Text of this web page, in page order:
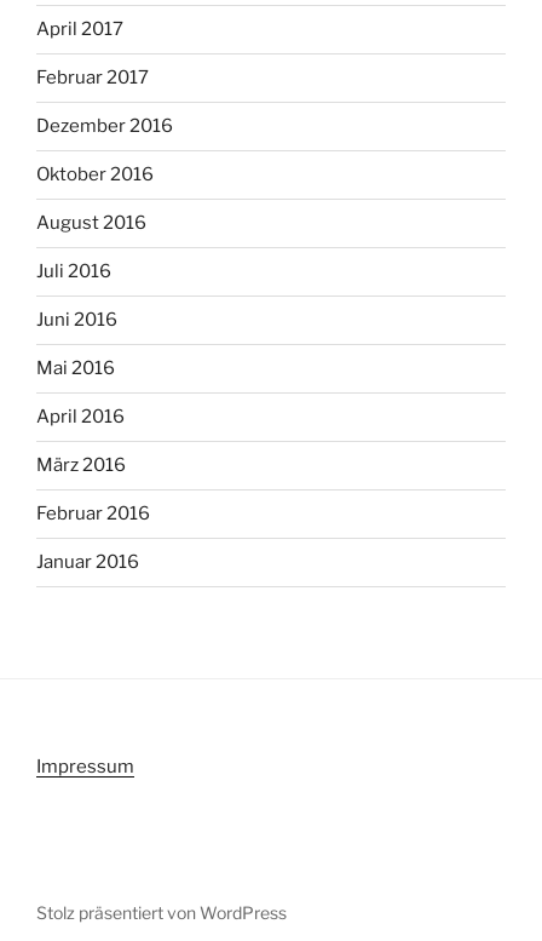
April 2017
Februar 2017
Dezember 2016
Oktober 2016
August 2016
Juli 2016
Juni 2016
Mai 2016
April 2016
März 2016
Februar 2016
Januar 2016
Impressum
Stolz präsentiert von WordPress